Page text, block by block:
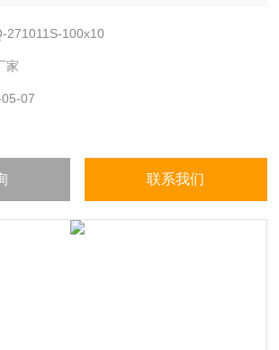
271011S-100x10
家
07
联系我们